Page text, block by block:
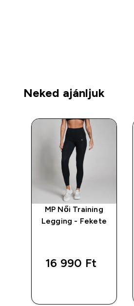
Neked ajánljuk
MP Női Training
Legging - Fekete
16 990 Ft‎